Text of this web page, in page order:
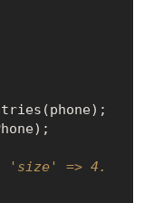
'size' => 4.